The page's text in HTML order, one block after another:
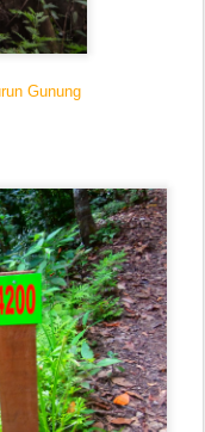
Gunung